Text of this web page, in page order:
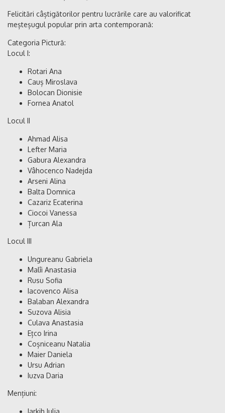
Felicitări câștigătorilor pentru lucrările care au valorificat
meșteșugul popular prin arta contemporană:
Categoria Pictură:
Locul I:
Rotari Ana
Cauș Miroslava
Bolocan Dionisie
Fornea Anatol
Locul II
Ahmad Alisa
Lefter Maria
Gabura Alexandra
Vâhocenco Nadejda
Arseni Alina
Balta Domnica
Cazariz Ecaterina
Ciocoi Vanessa
Țurcan Ala
Locul III
Ungureanu Gabriela
Malîi Anastasia
Rusu Sofia
Iacovenco Alisa
Balaban Alexandra
Suzova Alisia
Culava Anastasia
Ețco Irina
Coșniceanu Natalia
Maier Daniela
Ursu Adrian
Iuzva Daria
Mențiuni: